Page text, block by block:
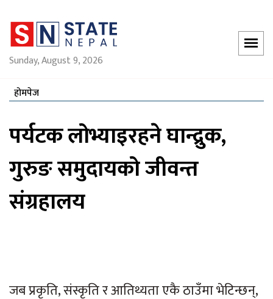
Sunday, August 9, 2026
होमपेज
पर्यटक लोभ्याइरहने घान्द्रुक,
गुरुङ समुदायको जीवन्त
संग्रहालय
जब प्रकृति, संस्कृति र आतिथ्यता एकै ठाउँमा भेटिन्छन्,